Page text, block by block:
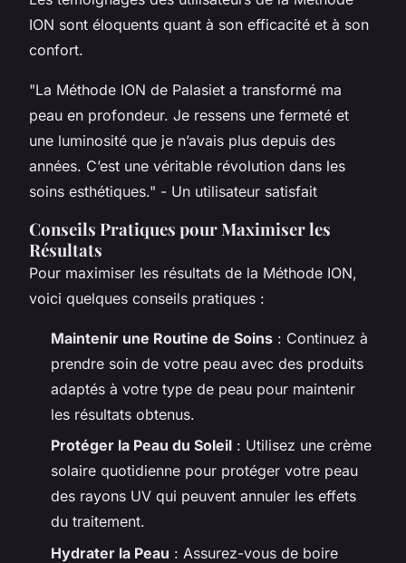
ION sont éloquents quant à son efficacité et à son
confort.
"La Méthode ION de Palasiet a transformé ma
peau en profondeur. Je ressens une fermeté et
une luminosité que je n’avais plus depuis des
années. C’est une véritable révolution dans les
soins esthétiques." - Un utilisateur satisfait
Conseils Pratiques pour Maximiser les
Résultats
Pour maximiser les résultats de la Méthode ION,
voici quelques conseils pratiques :
Maintenir une Routine de Soins : Continuez à
prendre soin de votre peau avec des produits
adaptés à votre type de peau pour maintenir
les résultats obtenus.
Protéger la Peau du Soleil : Utilisez une crème
solaire quotidienne pour protéger votre peau
des rayons UV qui peuvent annuler les effets
du traitement.
Hydrater la Peau : Assurez-vous de boire